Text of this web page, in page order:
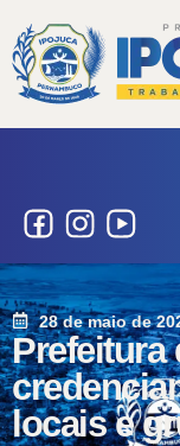
28 de maio de
Prefeitura
locais e